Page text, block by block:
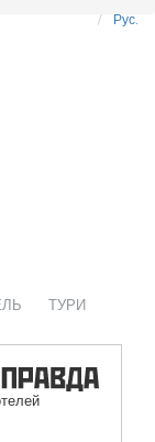
Рус.
ТУРИ